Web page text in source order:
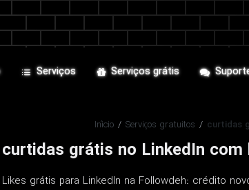
Serviços Serviços grátis
Início / Serviços gratuitos / curtidas
curtidas grátis no LinkedIn com
Likes grátis para LinkedIn na Followdeh: crédito